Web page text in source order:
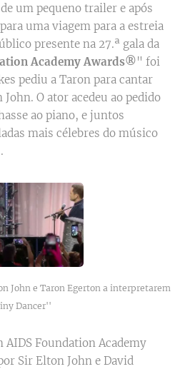
um pequeno trailer e após
uma viagem para a estreia
presente na 27.ª gala da
Academy Awards®" foi
pediu a Taron para cantar
O ator acedeu ao pedido
ao piano, e juntos
mais célebres do músico
John e Taron Egerton a interpretarem
Dancer''
AIDS Foundation Academy
Sir Elton John e David